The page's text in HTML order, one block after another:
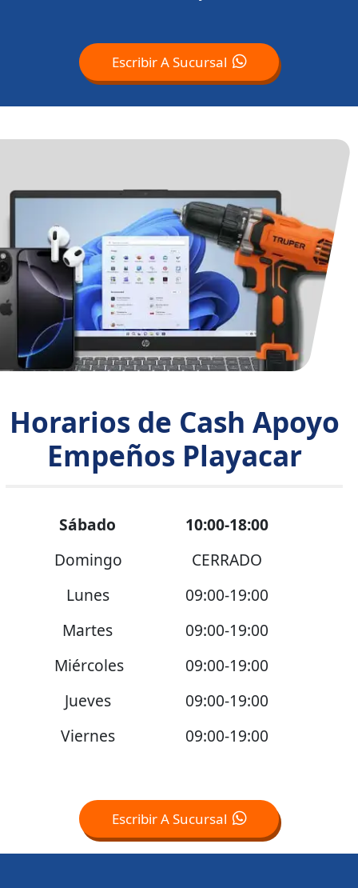
Escribir A Sucursal
Horarios de Cash Apoyo
Empeños Playacar
Sábado
10:00-18:00
Domingo
CERRADO
Lunes
09:00-19:00
Martes
09:00-19:00
Miércoles
09:00-19:00
Jueves
09:00-19:00
Viernes
09:00-19:00
Escribir A Sucursal